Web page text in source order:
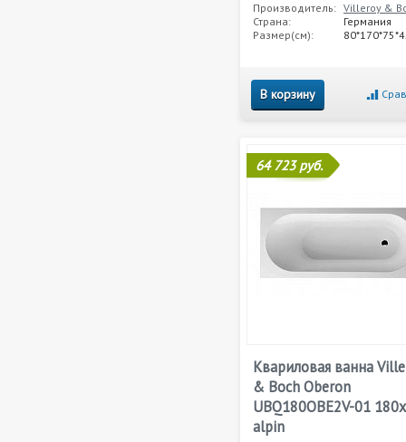
Производитель: Villeroy &
Страна:
Германия
Размер(см):
В корзину
64 723 руб.
Квариловая ванна
& Boch Oberon
UBQ180OBE2V-01
alpin